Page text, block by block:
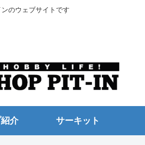
のウェブサイトです
介 サーキット